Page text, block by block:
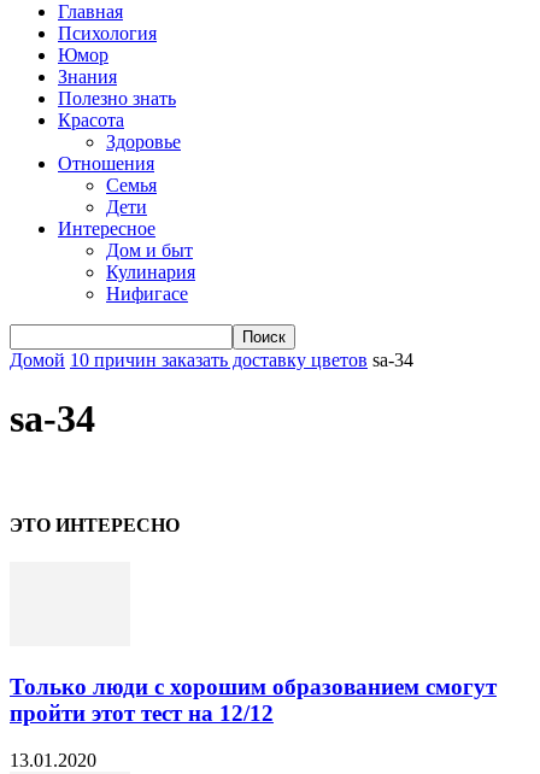
Главная
Психология
Юмор
Знания
Полезно знать
Красота
Здоровье
Отношения
Семья
Дети
Интересное
Дом и быт
Кулинария
Нифигасе
Домой 10 причин заказать доставку цветов sa-34
sa-34
ЭТО ИНТЕРЕСНО
Только люди с хорошим образованием смогут
пройти этот тест на 12/12
13.01.2020